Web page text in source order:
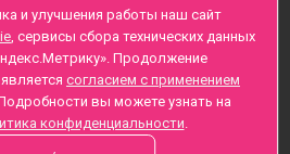
и улучшения работы наш сайт
, сервисы сбора технических данных
Продолжение
согласием с применением
вы можете узнать на
конфиденциальности.